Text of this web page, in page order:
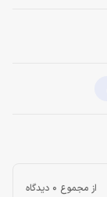
از مجموع 0 دیدگاه